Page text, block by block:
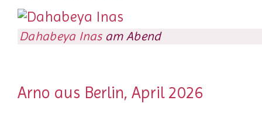
Dahabeya Inasam Abend
Arno aus Berlin, April 2026